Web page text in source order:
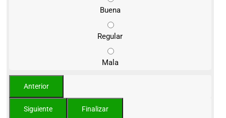
Buena
Regular
Mala